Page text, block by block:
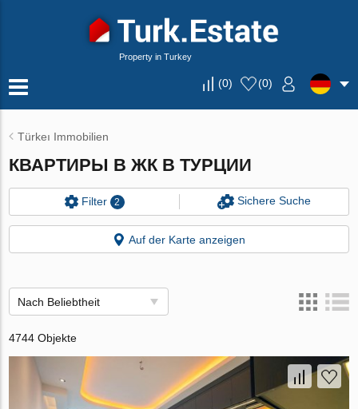
Property in Turkey
(0) (0)
Türkeı Immobilien
КВАРТИРЫ В ЖК В ТУРЦИИ
Filter 2 Sichere Suche
Auf der Karte anzeigen
Nach Beliebtheit
4744 Objekte